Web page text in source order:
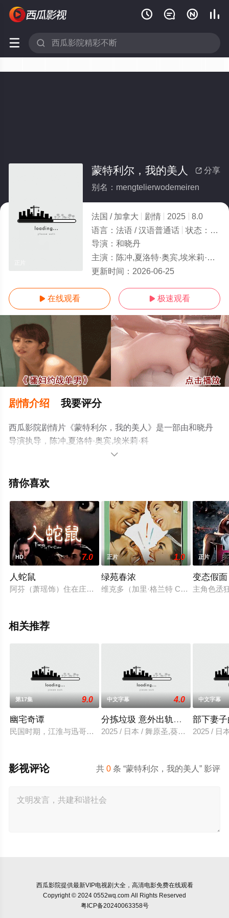
   
 
 分享
蒙特利尔，我的美人
别名：mengtelierwodemeiren
法国 / 加拿大 剧情 2025
8.0
语言： 法语 / 汉语普通话 状态： 正片
导演： 和晓丹
主演： 陈冲,夏洛特·奥宾,埃米莉·科泰,John,Xu,Pei,Yao,Xu,Anzhe,Angelo,Zhang
更新时间： 2026-06-25
 在线观看  极速观看
剧情介绍 我要评分
西瓜影院剧情片《蒙特利尔，我的美人》是一部由和晓丹
导演执导，陈冲,夏洛特·奥宾,埃米莉·科
泰,John,Xu,Pei,Yao,Xu,Anzhe,Angelo,Zhang等演员精彩演
影大全就上西瓜影视，更多相关信息可移步至豆瓣电影、

猜你喜欢
HD 7.0
人蛇鼠
阿芬（萧瑶饰）住在庄家农场附近。农场独子庄士德（宗华饰）
正片 1.0
绿苑春浓
维克多（加里·格兰特 Cary Grant 饰
正片
变态假
主角色丞
相关推荐
第17集 9.0
幽宅奇谭
民国时期，江淮与迅哥组成说书班子，偶遇“白天人住屋，晚上
中文字幕 4.0
分拣垃圾 意外出轨性爱
2025 / 日本 / 舞原圣,葵悠太
中文字幕
部下妻
2025 / 日
共0 条 “蒙特利尔，我的美人” 影评
影视评论
西瓜影院提供最新VIP电视剧大全，高清电影免费在线观看
Copyright © 2024 0552wq.com All Rights Reserved
粤ICP备20240063358号